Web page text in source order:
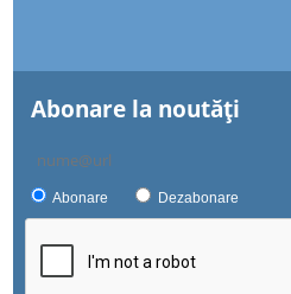
Abonare la noutăţi
Abonare Dezabonare